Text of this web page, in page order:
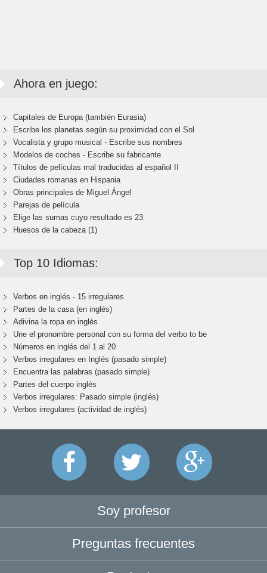
Ahora en juego:
Capitales de Europa (también Eurasia)
Escribe los planetas según su proximidad con el Sol
Vocalista y grupo musical - Escribe sus nombres
Modelos de coches - Escribe su fabricante
Títulos de películas mal traducidas al español II
Ciudades romanas en Hispania
Obras principales de Miguel Ángel
Parejas de película
Elige las sumas cuyo resultado es 23
Huesos de la cabeza (1)
Top 10 Idiomas:
Verbos en inglés - 15 irregulares
Partes de la casa (en inglés)
Adivina la ropa en inglés
Une el pronombre personal con su forma del verbo to be
Números en inglés del 1 al 20
Verbos irregulares en Inglés (pasado simple)
Encuentra las palabras (pasado simple)
Partes del cuerpo inglés
Verbos irregulares: Pasado simple (inglés)
Verbos irregulares (actividad de inglés)
Soy profesor
Preguntas frecuentes